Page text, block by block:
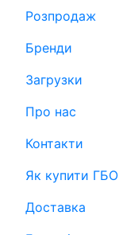
Розпродаж
Бренди
Загрузки
Про нас
Контакти
Як купити ГБО
Доставка